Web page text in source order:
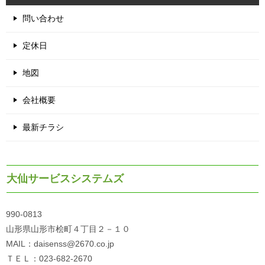
問い合わせ
定休日
地図
会社概要
最新チラシ
大仙サービスシステムズ
990-0813
山形県山形市桧町４丁目２－１０
MAIL：daisenss@2670.co.jp
ＴＥＬ：023-682-2670